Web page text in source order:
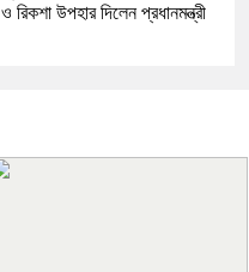
ও রিকশা উপহার দিলেন প্রধানমন্ত্রী